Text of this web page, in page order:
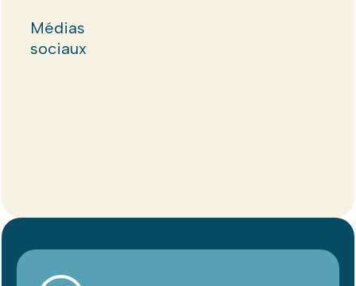
Médias
sociaux